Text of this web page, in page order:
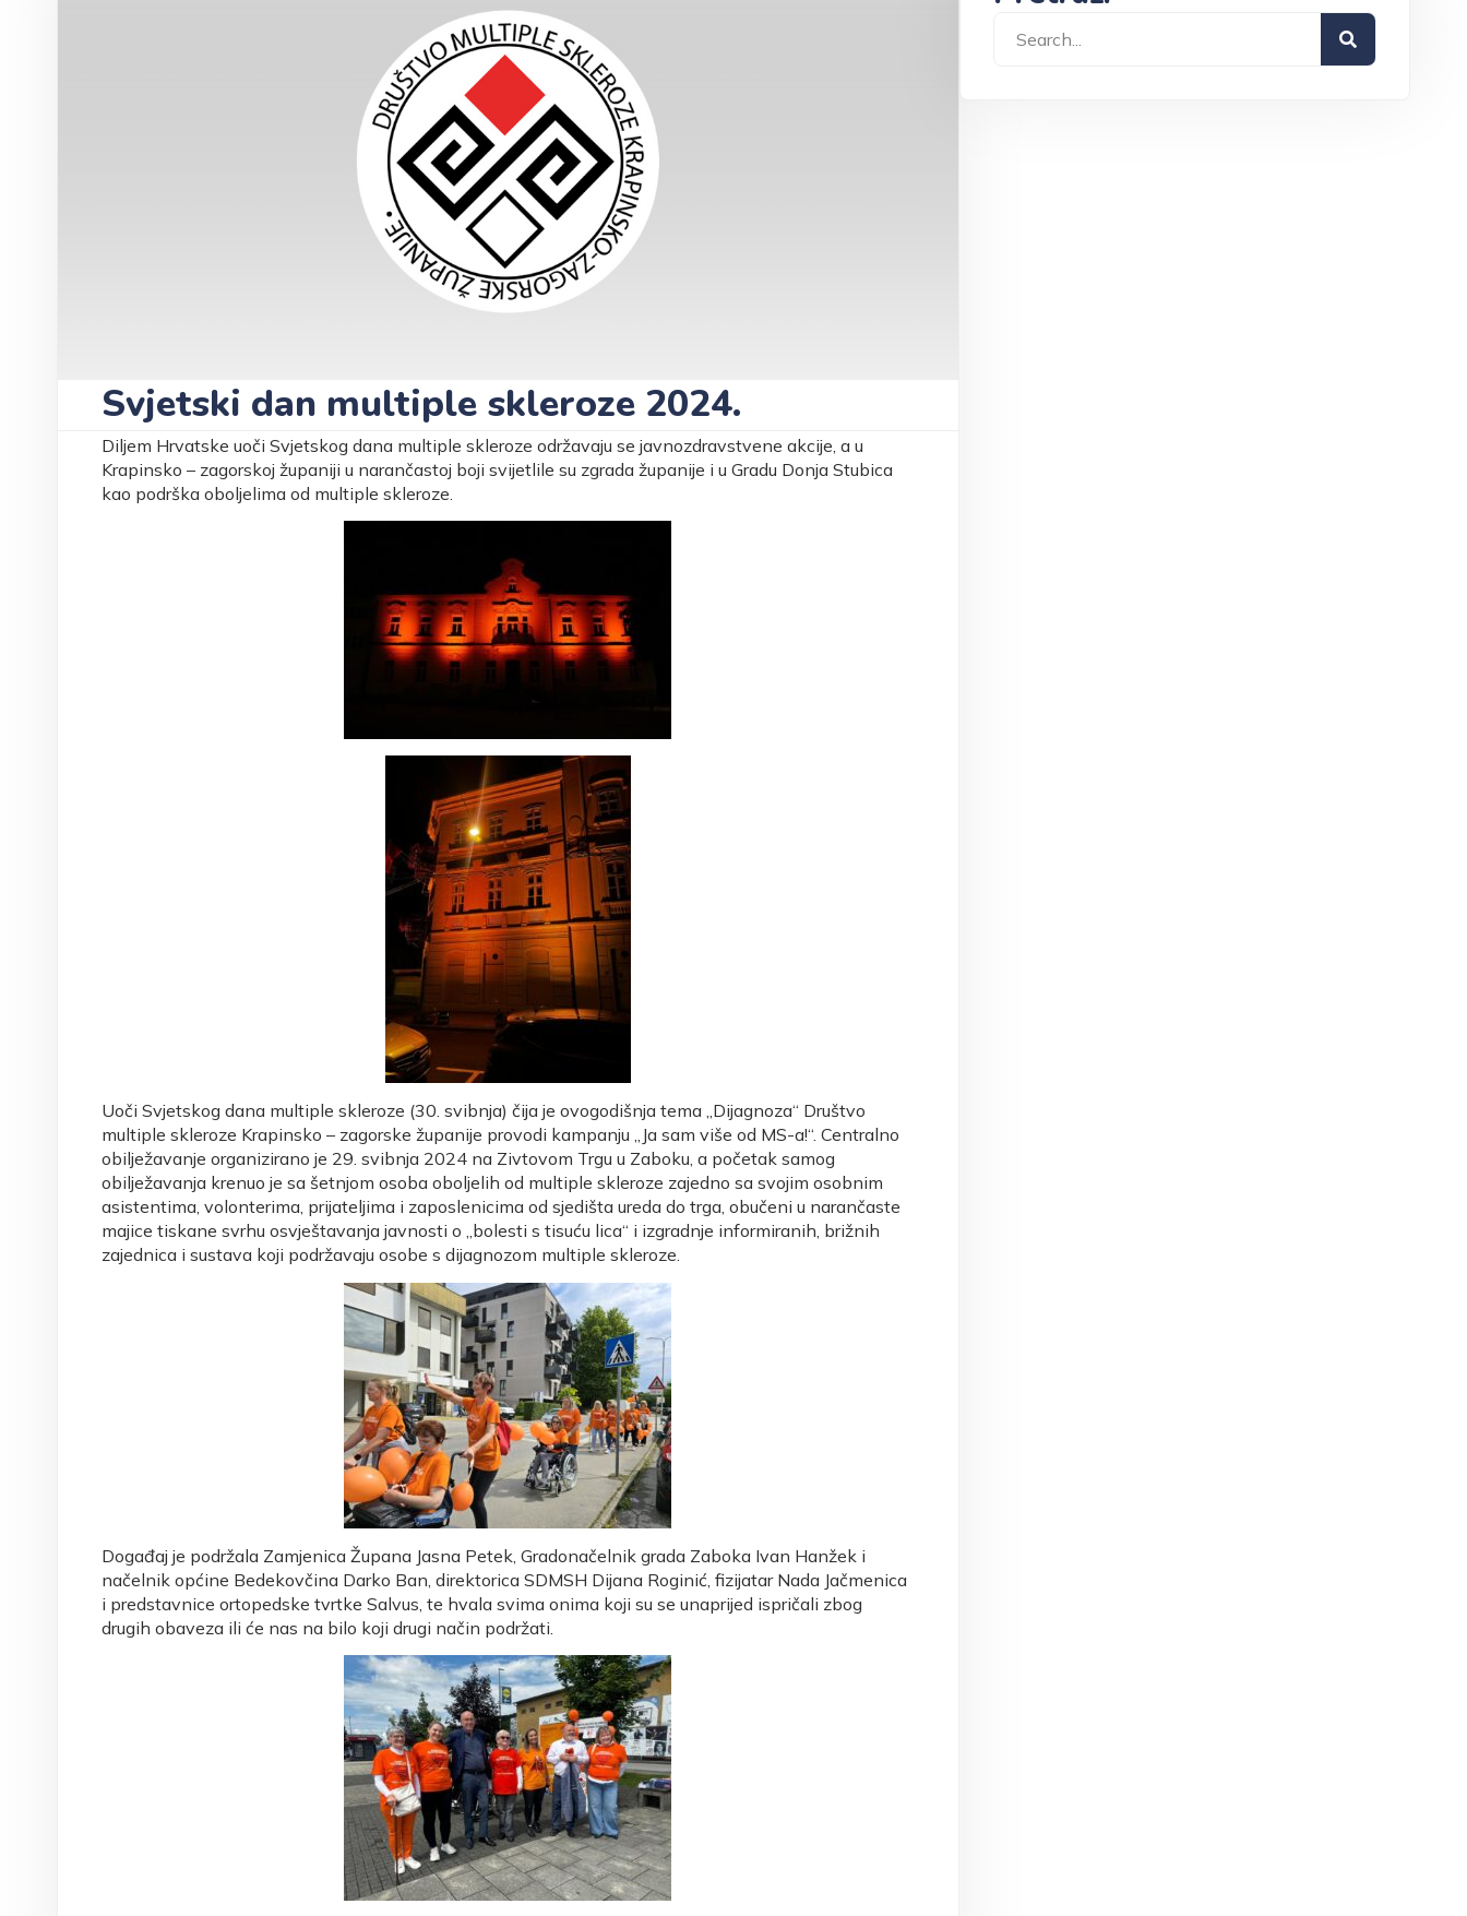
Svjetski dan multiple skleroze 2024.
Diljem Hrvatske uoči Svjetskog dana multiple skleroze održavaju se javnozdravstvene akcije, a u
Krapinsko – zagorskoj županiji u narančastoj boji svijetlile su zgrada županije i u Gradu Donja Stubica
kao podrška oboljelima od multiple skleroze.
Uoči Svjetskog dana multiple skleroze (30. svibnja) čija je ovogodišnja tema „Dijagnoza“ Društvo
multiple skleroze Krapinsko – zagorske županije provodi kampanju „Ja sam više od MS-a!“. Centralno
obilježavanje organizirano je 29. svibnja 2024 na Zivtovom Trgu u Zaboku, a početak samog
obilježavanja krenuo je sa šetnjom osoba oboljelih od multiple skleroze zajedno sa svojim osobnim
asistentima, volonterima, prijateljima i zaposlenicima od sjedišta ureda do trga, obučeni u narančaste
majice tiskane svrhu osvještavanja javnosti o „bolesti s tisuću lica“ i izgradnje informiranih, brižnih
zajednica i sustava koji podržavaju osobe s dijagnozom multiple skleroze.
Događaj je podržala Zamjenica Župana Jasna Petek, Gradonačelnik grada Zaboka Ivan Hanžek i
načelnik općine Bedekovčina Darko Ban, direktorica SDMSH Dijana Roginić, fizijatar Nada Jačmenica
i predstavnice ortopedske tvrtke Salvus, te hvala svima onima koji su se unaprijed ispričali zbog
drugih obaveza ili će nas na bilo koji drugi način podržati.